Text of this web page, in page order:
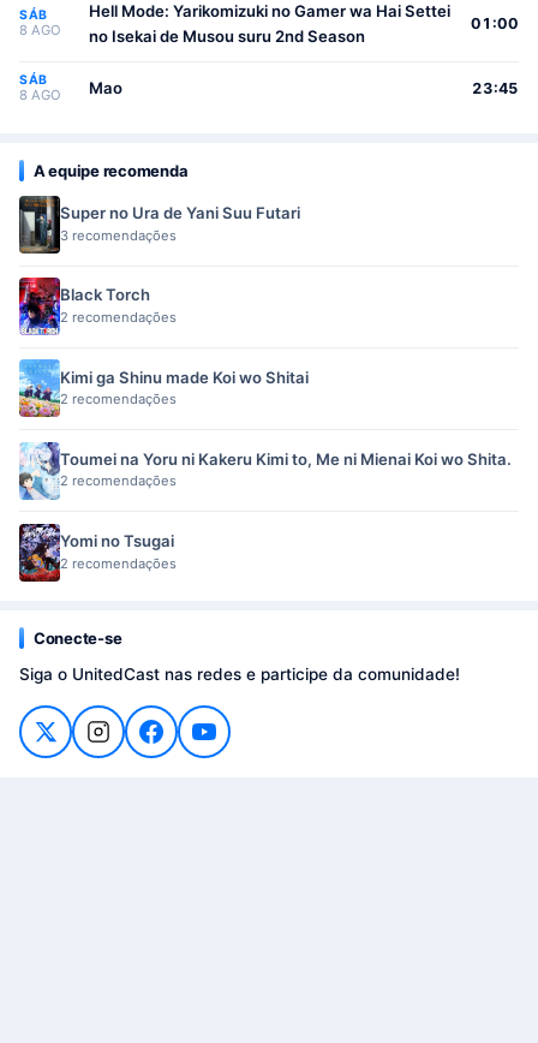
SÁB
8 AGO
Hell Mode: Yarikomizuki no Gamer wa Hai Settei
no Isekai de Musou suru 2nd Season
01:00
SÁB
8 AGO Mao 23:45
A equipe recomenda
Super no Ura de Yani Suu Futari
3 recomendações
Black Torch
2 recomendações
Kimi ga Shinu made Koi wo Shitai
2 recomendações
Toumei na Yoru ni Kakeru Kimi to, Me ni Mienai Koi wo Shita.
2 recomendações
Yomi no Tsugai
2 recomendações
Conecte-se
Siga o UnitedCast nas redes e participe da comunidade!